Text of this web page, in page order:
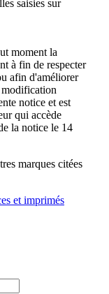
saisies sur
moment la
à fin de respecter
afin d'améliorer
notice et est
qui accède
la notice le 14
marques citées
et imprimés